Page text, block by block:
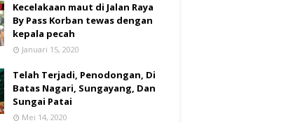
Kecelakaan maut di Jalan Raya
By Pass Korban tewas dengan
kepala pecah
Januari 15, 2020
Telah Terjadi, Penodongan, Di
Batas Nagari, Sungayang, Dan
Sungai Patai
Mei 14, 2020